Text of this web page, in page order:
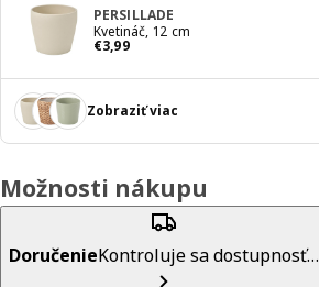
PERSILLADE
Kvetináč, 12 cm
€3,99
Cena € 3,99
Zobraziť viac
Možnosti nákupu
DoručenieKontroluje sa dostupnosť…